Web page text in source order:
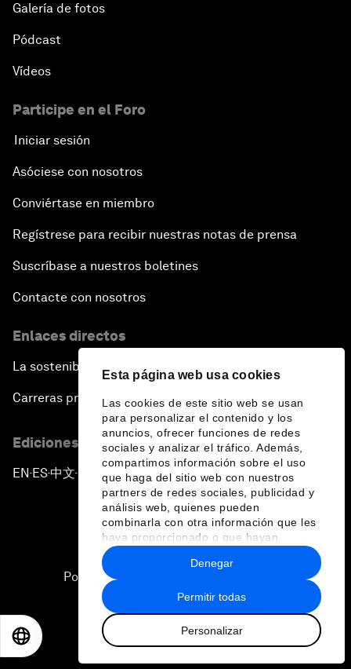
Esta página web usa cookies
Las cookies de este sitio web se usan
para personalizar el contenido y los
anuncios, ofrecer funciones de redes
sociales y analizar el tráfico. Además,
compartimos información sobre el uso
que haga del sitio web con nuestros
partners de redes sociales, publicidad y
análisis web, quienes pueden
combinarla con otra información que les
haya proporcionado o que hayan
recopilado a partir del uso que haya
hecho de sus servicios.
Permitir todas
Personalizar
Denegar
Galería de fotos
Pódcast
Vídeos
Participe en el Foro
Iniciar sesión
Asóciese con nosotros
Conviértase en miembro
Regístrese para recibir nuestras notas de prensa
Suscríbase a nuestros boletines
Contacte con nosotros
Enlaces directos
La sostenibilidad en el Foro
Carreras profesionales
Ediciones en otros idiomas
EN ▪ES▪中文▪ 日本語
Política de privacidad y normas de uso
Sitemap
2026 Foro Económico Mundial